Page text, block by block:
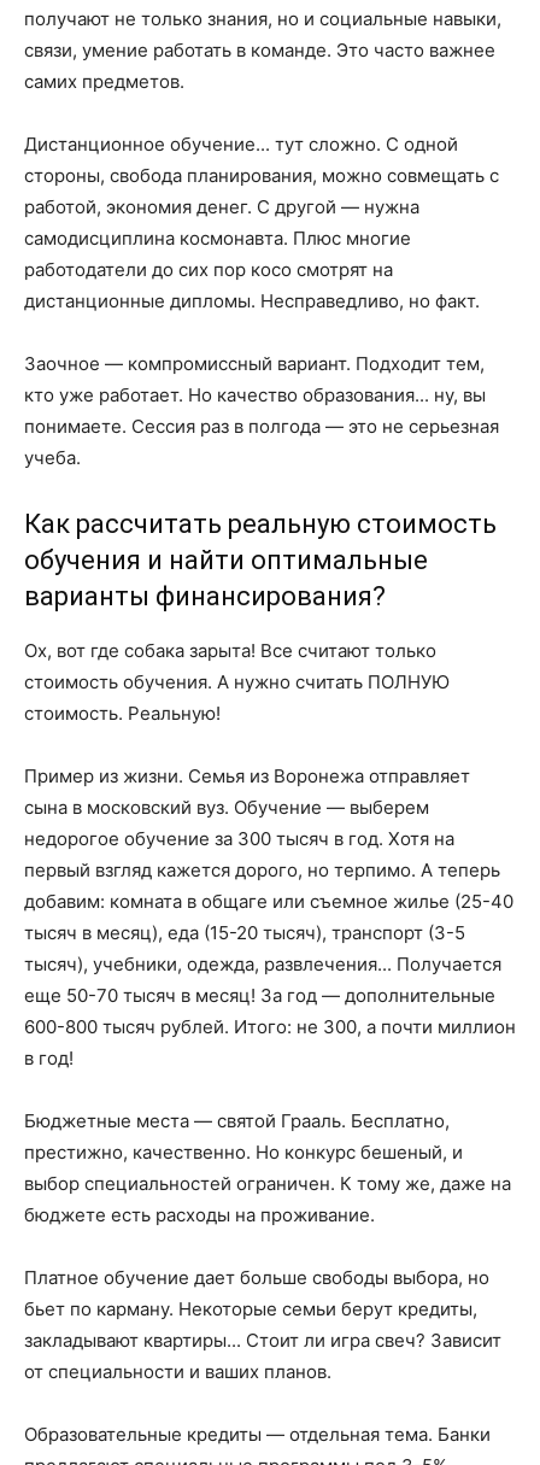
получают не только знания, но и социальные навыки,
связи, умение работать в команде. Это часто важнее
самих предметов.
Дистанционное обучение... тут сложно. С одной
стороны, свобода планирования, можно совмещать с
работой, экономия денег. С другой — нужна
самодисциплина космонавта. Плюс многие
работодатели до сих пор косо смотрят на
дистанционные дипломы. Несправедливо, но факт.
Заочное — компромиссный вариант. Подходит тем,
кто уже работает. Но качество образования... ну, вы
понимаете. Сессия раз в полгода — это не серьезная
учеба.
Как рассчитать реальную стоимость
обучения и найти оптимальные
варианты финансирования?
Ох, вот где собака зарыта! Все считают только
стоимость обучения. А нужно считать ПОЛНУЮ
стоимость. Реальную!
Пример из жизни. Семья из Воронежа отправляет
сына в московский вуз. Обучение — выберем
недорогое обучение за 300 тысяч в год. Хотя на
первый взгляд кажется дорого, но терпимо. А теперь
добавим: комната в общаге или съемное жилье (25-40
тысяч в месяц), еда (15-20 тысяч), транспорт (3-5
тысяч), учебники, одежда, развлечения... Получается
еще 50-70 тысяч в месяц! За год — дополнительные
600-800 тысяч рублей. Итого: не 300, а почти миллион
в год!
Бюджетные места — святой Грааль. Бесплатно,
престижно, качественно. Но конкурс бешеный, и
выбор специальностей ограничен. К тому же, даже на
бюджете есть расходы на проживание.
Платное обучение дает больше свободы выбора, но
бьет по карману. Некоторые семьи берут кредиты,
закладывают квартиры... Стоит ли игра свеч? Зависит
от специальности и ваших планов.
Образовательные кредиты — отдельная тема. Банки